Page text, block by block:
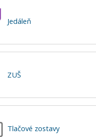
Jedáleň
ZUŠ
Tlačové zostavy